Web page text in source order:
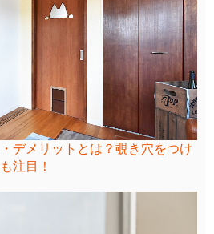
デメリットとは？覗き穴をつけ
注目！